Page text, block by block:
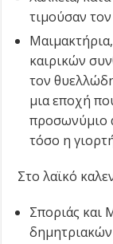
τιμούσαν
καιρικών
τον
μια εποχή
προσωνύμιο
τόσο η
Στο λαϊκό
Σποριάς και